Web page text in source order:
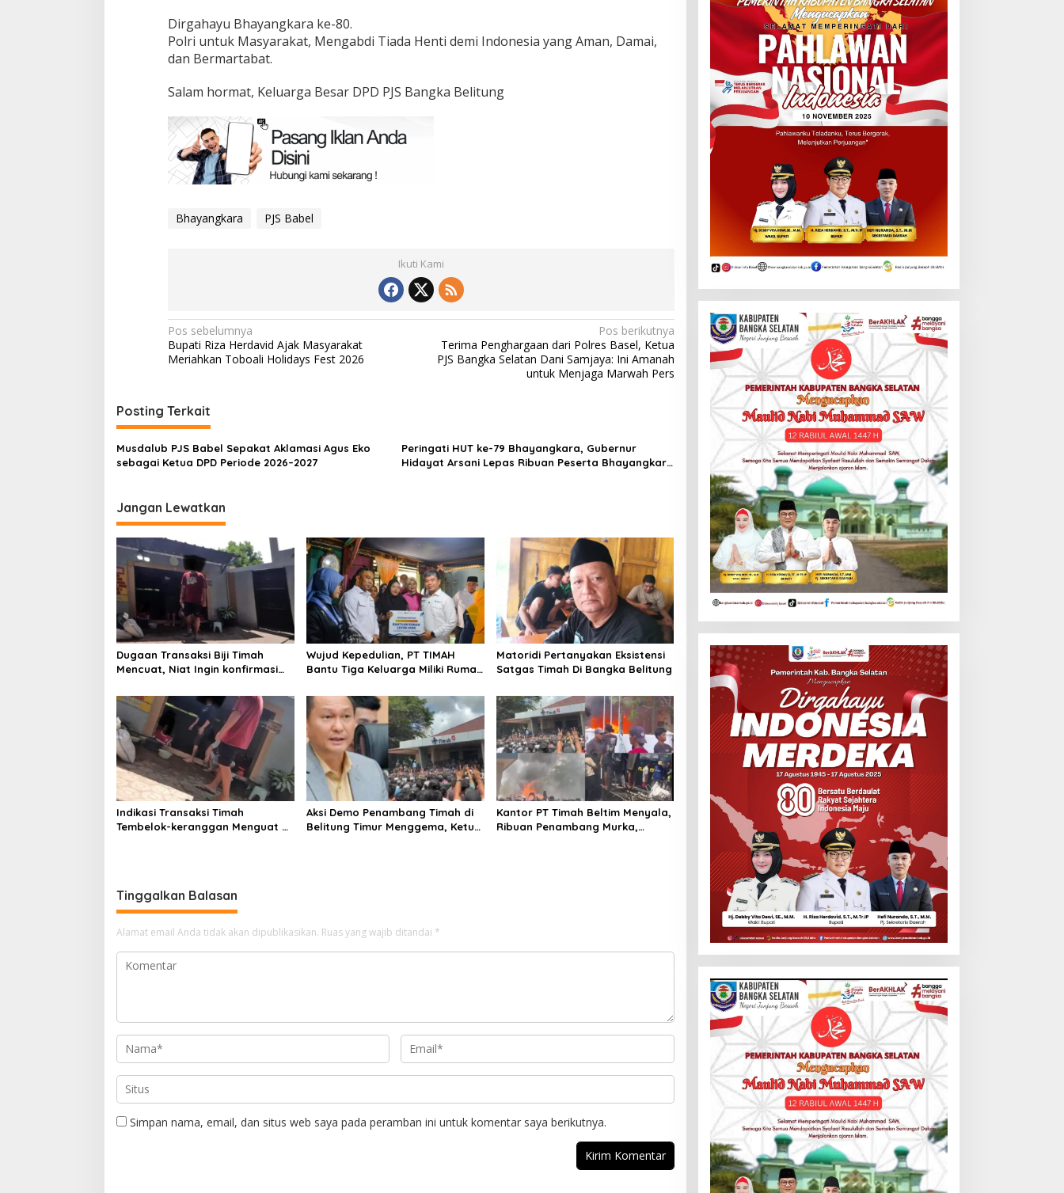
Dirgahayu Bhayangkara ke-80.
Polri untuk Masyarakat, Mengabdi Tiada Henti demi Indonesia yang Aman, Damai,
dan Bermartabat.
Salam hormat, Keluarga Besar DPD PJS Bangka Belitung
Bhayangkara PJS Babel
Ikuti Kami
Navigasi
pos
Pos sebelumnya
Bupati Riza Herdavid Ajak Masyarakat
Meriahkan Toboali Holidays Fest 2026
Pos berikutnya
Terima Penghargaan dari Polres Basel, Ketua
PJS Bangka Selatan Dani Samjaya: Ini Amanah
untuk Menjaga Marwah Pers
Posting Terkait
Musdalub PJS Babel Sepakat Aklamasi Agus Eko
sebagai Ketua DPD Periode 2026–2027
Peringati HUT ke-79 Bhayangkara, Gubernur
Hidayat Arsani Lepas Ribuan Peserta Bhayangkara
Jangan Lewatkan
Dugaan Transaksi Biji Timah
Mencuat, Niat Ingin konfirmasi
Barat Bungkam
Wujud Kepedulian, PT TIMAH
Bantu Tiga Keluarga Miliki Rumah
Matoridi Pertanyakan Eksistensi
Satgas Timah Di Bangka Belitung
Indikasi Transaksi Timah
Tembelok-keranggan Menguat di
Aksi Demo Penambang Timah di
Belitung Timur Menggema, Ketua
Kantor PT Timah Beltim Menyala,
Ribuan Penambang Murka,
Tinggalkan Balasan
Alamat email Anda tidak akan dipublikasikan. Ruas yang wajib ditandai *
Simpan nama, email, dan situs web saya pada peramban ini untuk komentar saya berikutnya.